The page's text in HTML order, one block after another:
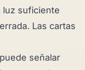
luz suficiente
Las cartas
señalar